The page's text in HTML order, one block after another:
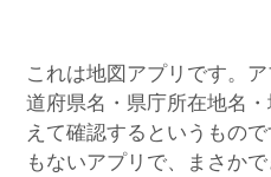
これは地図アプリです。
道府県名・県庁所在地名
えて確認するというもの
もないアプリで、まさか